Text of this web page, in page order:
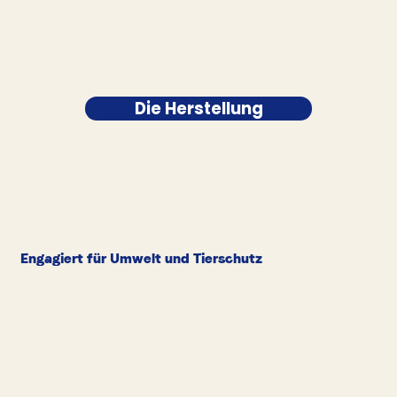
Die Herstellung
Engagiert für Umwelt und Tierschutz